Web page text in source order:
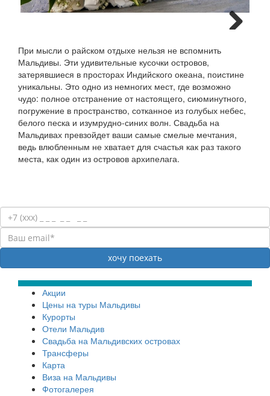
При мысли о райском отдыхе нельзя не вспомнить
Мальдивы. Эти удивительные кусочки островов,
затерявшиеся в просторах Индийского океана, поистине
уникальны. Это одно из немногих мест, где возможно
чудо: полное отстранение от настоящего, сиюминутного,
погружение в пространство, сотканное из голубых небес,
белого песка и изумрудно-синих волн. Свадьба на
Мальдивах превзойдет ваши самые смелые мечтания,
ведь влюбленным не хватает для счастья как раз такого
места, как один из островов архипелага.
Акции
Цены на туры Мальдивы
Курорты
Отели Мальдив
Свадьба на Мальдивских островах
Трансферы
Карта
Виза на Мальдивы
Фотогалерея